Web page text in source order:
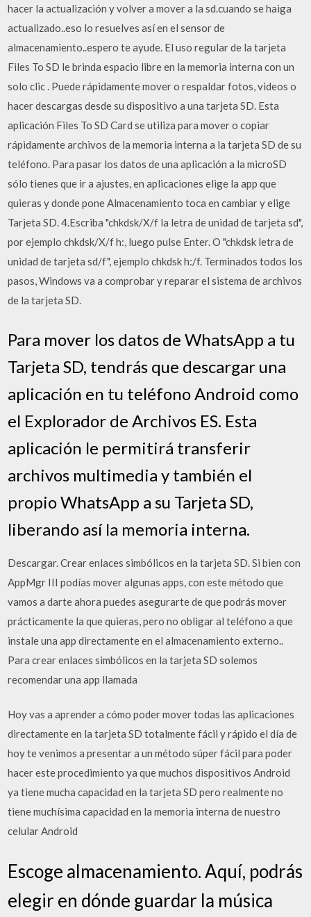
hacer la actualización y volver a mover a la sd.cuando se haiga
actualizado..eso lo resuelves así en el sensor de
almacenamiento..espero te ayude. El uso regular de la tarjeta
Files To SD le brinda espacio libre en la memoria interna con un
solo clic . Puede rápidamente mover o respaldar fotos, videos o
hacer descargas desde su dispositivo a una tarjeta SD. Esta
aplicación Files To SD Card se utiliza para mover o copiar
rápidamente archivos de la memoria interna a la tarjeta SD de su
teléfono. Para pasar los datos de una aplicación a la microSD
sólo tienes que ir a ajustes, en aplicaciones elige la app que
quieras y donde pone Almacenamiento toca en cambiar y elige
Tarjeta SD. 4.Escriba "chkdsk/X/f la letra de unidad de tarjeta sd",
por ejemplo chkdsk/X/f h:, luego pulse Enter. O "chkdsk letra de
unidad de tarjeta sd/f", ejemplo chkdsk h:/f. Terminados todos los
pasos, Windows va a comprobar y reparar el sistema de archivos
de la tarjeta SD.
Para mover los datos de WhatsApp a tu
Tarjeta SD, tendrás que descargar una
aplicación en tu teléfono Android como
el Explorador de Archivos ES. Esta
aplicación le permitirá transferir
archivos multimedia y también el
propio WhatsApp a su Tarjeta SD,
liberando así la memoria interna.
Descargar. Crear enlaces simbólicos en la tarjeta SD. Si bien con
AppMgr III podías mover algunas apps, con este método que
vamos a darte ahora puedes asegurarte de que podrás mover
prácticamente la que quieras, pero no obligar al teléfono a que
instale una app directamente en el almacenamiento externo..
Para crear enlaces simbólicos en la tarjeta SD solemos
recomendar una app llamada
Hoy vas a aprender a cómo poder mover todas las aplicaciones
directamente en la tarjeta SD totalmente fácil y rápido el día de
hoy te venimos a presentar a un método súper fácil para poder
hacer este procedimiento ya que muchos dispositivos Android
ya tiene mucha capacidad en la tarjeta SD pero realmente no
tiene muchísima capacidad en la memoria interna de nuestro
celular Android
Escoge almacenamiento. Aquí, podrás
elegir en dónde guardar la música